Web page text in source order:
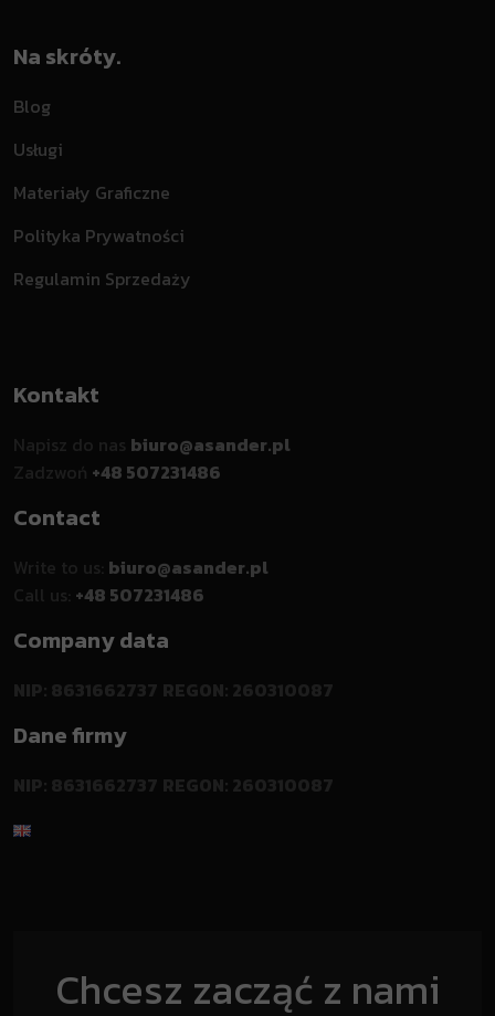
Na skróty.
Blog
Usługi
Materiały Graficzne
Polityka Prywatności
Regulamin Sprzedaży
Kontakt
biuro@asander.pl
+48 507231486
Contact
biuro@asander.pl
+48 507231486
Company data
Dane firmy
Chcesz zacząć z nami